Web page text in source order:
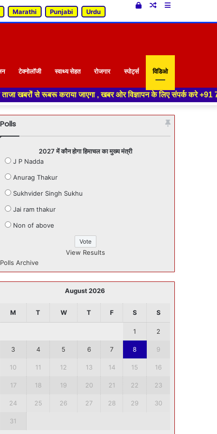
Marathi Punjabi Urdu
Sidebar
Random
Log
टेक्नोलॉजी स्वाथ्य सेहत रोजगार स्पोर्ट्स विडिओ
कराया जाएगा , खबर ओर विज्ञापन के लिए संपर्क करे +91 70188
Polls
2027 में कौन होगा हिमाचल का मुख्य मंत्री
J P Nadda
Anurag Thakur
Sukhvider Singh Sukhu
Jai ram thakur
Non of above
View Results
Polls Archive
August 2026
M T W T F S S
1 2
3 4 5 6 7 8 9
10 11 12 13 14 15 16
17 18 19 20 21 22 23
24 25 26 27 28 29 30
31